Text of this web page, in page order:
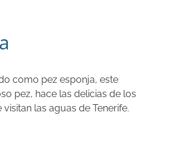
como pez esponja, este
pez, hace las delicias de los
las aguas de Tenerife.